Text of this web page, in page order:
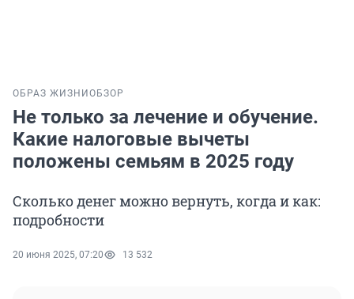
ОБРАЗ ЖИЗНИ ОБЗОР
Не только за лечение и обучение.
Какие налоговые вычеты
положены семьям в 2025 году
Сколько денег можно вернуть, когда и как:
подробности
20 июня 2025, 07:20 13 532